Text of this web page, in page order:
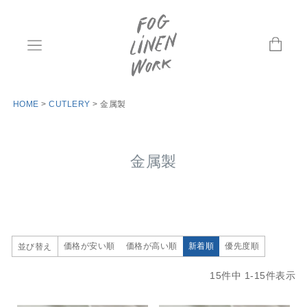
HOME CUTLERY 金属製
金属製
並び替え 価格が安い順 価格が高い順 新着順 優先度順
15件中 1- 15件表示